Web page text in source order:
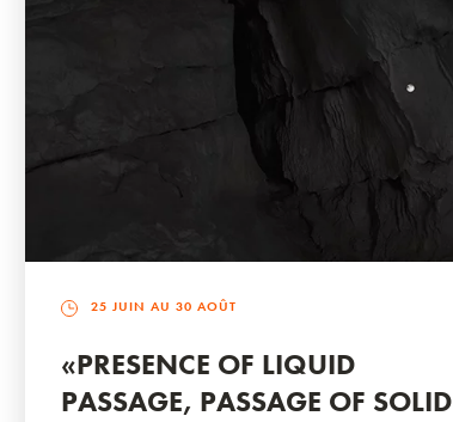
25 JUIN AU 30 AOÛT
«PRESENCE OF LIQUID
PASSAGE, PASSAGE OF SOLID